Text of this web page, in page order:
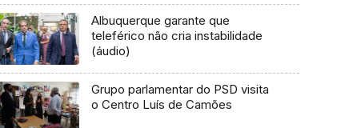
Albuquerque garante que
teleférico não cria instabilidade
(áudio)
Grupo parlamentar do PSD visita
o Centro Luís de Camões